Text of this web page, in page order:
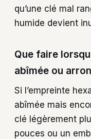
qu’une clé mal
humide devient
Que faire
abîmée ou
Si l’empreinte
abîmée mais
clé légèrement
pouces ou un